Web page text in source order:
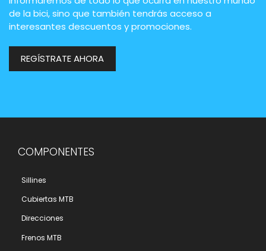
de la bici, sino que también tendrás acceso a
interesantes descuentos y promociones.
REGÍSTRATE AHORA
COMPONENTES
Sillines
Cubiertas MTB
Direcciones
Frenos MTB